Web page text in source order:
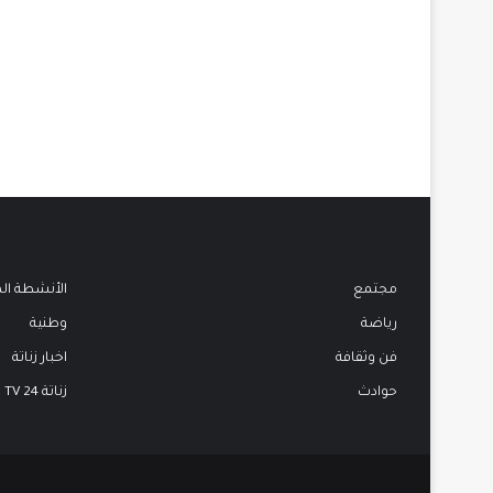
الأنشطة
وطنية
اخبار زناتة
زناتة 24 TV
مجتمع
رياضة
فن وثقافة
حوادث